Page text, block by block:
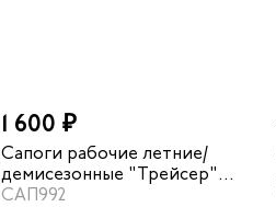
1 600 ₽
Сапоги рабочие летние/
демисезонные "Трейсер"
TR16 с КП/КС цвет черный
САП992